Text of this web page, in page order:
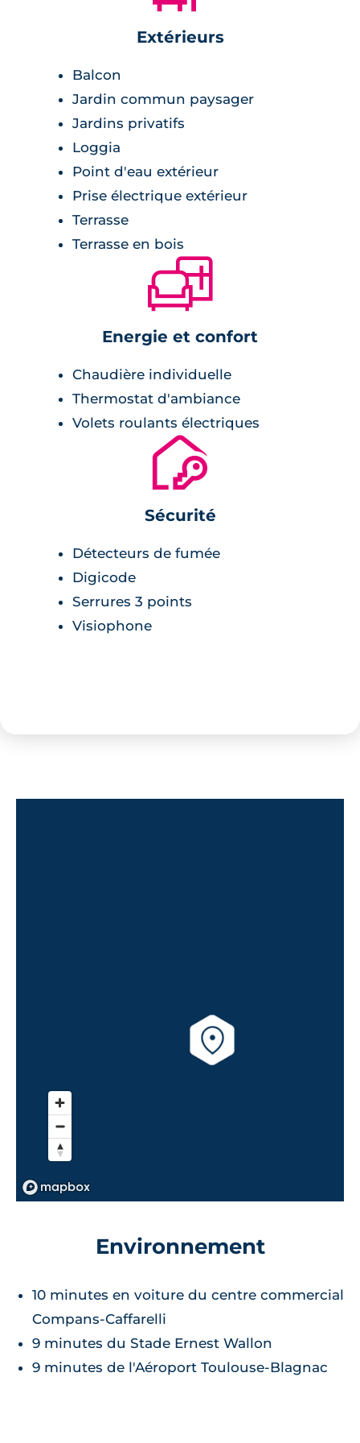
Extérieurs
Balcon
Jardin commun paysager
Jardins privatifs
Loggia
Point d'eau extérieur
Prise électrique extérieur
Terrasse
Terrasse en bois
🛋
Energie et confort
Chaudière individuelle
Thermostat d'ambiance
Volets roulants électriques
🔐
Sécurité
Détecteurs de fumée
Digicode
Serrures 3 points
Visiophone
Environnement
10 minutes en voiture du centre commercial
Compans-Caffarelli
9 minutes du Stade Ernest Wallon
9 minutes de l'Aéroport Toulouse-Blagnac